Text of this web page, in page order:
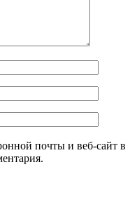
почты и веб-сайт в